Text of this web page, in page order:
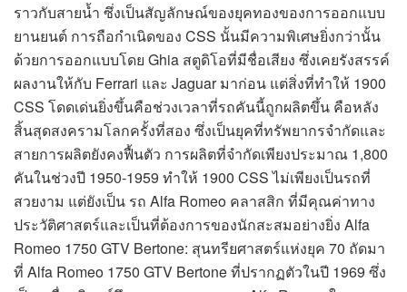
ราวกับสายน้ำ ซึ่งเป็นสัญลักษณ์ของยุคทองของการออกแบบ
ยานยนต์ การถือกำเนิดของ CSS นั้นมีความพิเศษยิ่งกว่านั้น
ด้วยการออกแบบโดย Ghia สตูดิโอที่มีชื่อเสียง ซึ่งเคยรังสรรค์
ผลงานให้กับ Ferrari และ Jaguar มาก่อน แต่สิ่งที่ทำให้ 1900
CSS โดดเด่นยิ่งขึ้นคือช่วงเวลาที่รถคันนี้ถูกผลิตขึ้น คือหลัง
สิ้นสุดสงครามโลกครั้งที่สอง ซึ่งเป็นยุคที่ทรัพยากรจำกัดและ
สายการผลิตยังคงฟื้นตัว การผลิตที่จำกัดเพียงประมาณ 1,800
คันในช่วงปี 1950-1959 ทำให้ 1900 CSS ไม่เพียงเป็นรถที่
สวยงาม แต่ยังเป็น รถ Alfa Romeo คลาสสิก ที่มีคุณค่าทาง
ประวัติศาสตร์และเป็นที่ต้องการของนักสะสมอย่างยิ่ง Alfa
Romeo 1750 GTV Bertone: สุนทรียศาสตร์แห่งยุค 70 ถัดมา
ที่ Alfa Romeo 1750 GTV Bertone ที่ปรากฏตัวในปี 1969 ซึ่ง